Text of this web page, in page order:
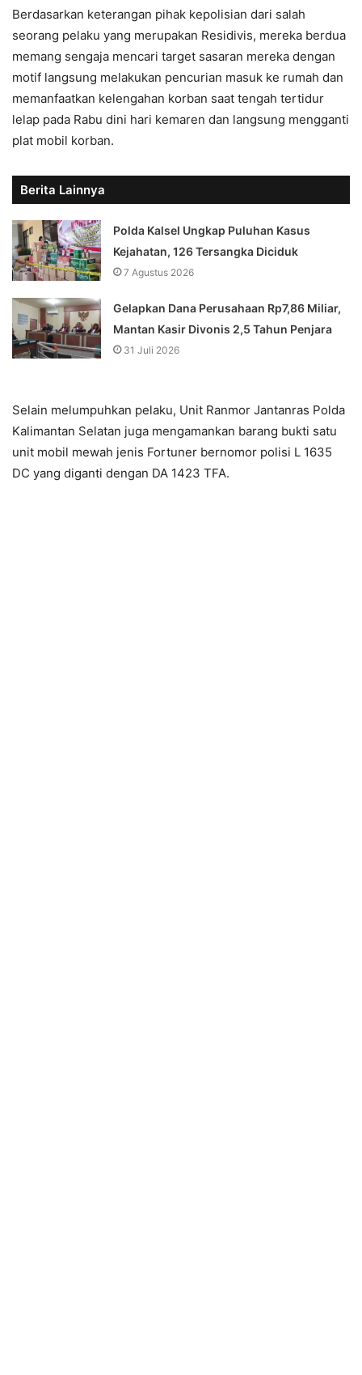
Berdasarkan keterangan pihak kepolisian dari salah
seorang pelaku yang merupakan Residivis, mereka berdua
memang sengaja mencari target sasaran mereka dengan
motif langsung melakukan pencurian masuk ke rumah dan
memanfaatkan kelengahan korban saat tengah tertidur
lelap pada Rabu dini hari kemaren dan langsung mengganti
plat mobil korban.
Berita Lainnya
Polda Kalsel Ungkap Puluhan Kasus
Kejahatan, 126 Tersangka Diciduk
7 Agustus 2026
Gelapkan Dana Perusahaan Rp7,86 Miliar,
Mantan Kasir Divonis 2,5 Tahun Penjara
31 Juli 2026
Selain melumpuhkan pelaku, Unit Ranmor Jantanras Polda
Kalimantan Selatan juga mengamankan barang bukti satu
unit mobil mewah jenis Fortuner bernomor polisi L 1635
DC yang diganti dengan DA 1423 TFA.